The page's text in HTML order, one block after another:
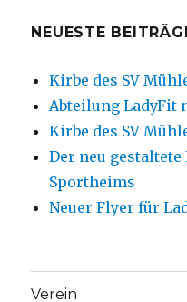
NEUESTE
Kirbe des SV
Abteilung LadyFit
Kirbe des SV
Der neu
Sportheims
Neuer Flyer für
Verein